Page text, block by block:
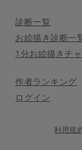
診断一覧
お絵描き診断一
1分お絵描きチ
作者ランキング
ログイン
利用規